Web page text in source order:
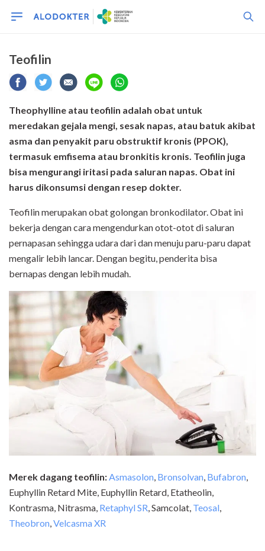
Teofilin
Theophylline atau teofilin adalah obat untuk
meredakan gejala mengi, sesak napas, atau batuk akibat
asma dan penyakit paru obstruktif kronis (PPOK),
termasuk emfisema atau bronkitis kronis. Teofilin juga
bisa mengurangi iritasi pada saluran napas. Obat ini
harus dikonsumsi dengan resep dokter.
Teofilin merupakan obat golongan bronkodilator. Obat ini
bekerja dengan cara mengendurkan otot-otot di saluran
pernapasan sehingga udara dari dan menuju paru-paru dapat
mengalir lebih lancar. Dengan begitu, penderita bisa
bernapas dengan lebih mudah.
Merek dagang teofilin:Asmasolon, Bronsolvan, Bufabron,
Euphyllin Retard Mite, Euphyllin Retard, Etatheolin,
Kontrasma, Nitrasma, Retaphyl SR, Samcolat, Teosal,
Theobron,Velcasma XR